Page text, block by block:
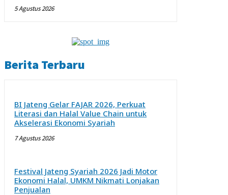
5 Agustus 2026
Berita Terbaru
BI Jateng Gelar FAJAR 2026, Perkuat
Literasi dan Halal Value Chain untuk
Akselerasi Ekonomi Syariah
7 Agustus 2026
Festival Jateng Syariah 2026 Jadi Motor
Ekonomi Halal, UMKM Nikmati Lonjakan
Penjualan